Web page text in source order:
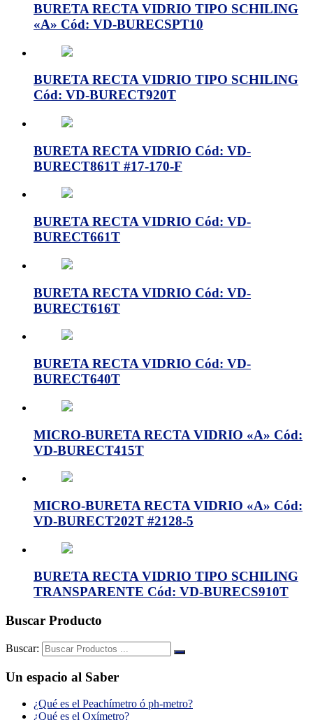
BURETA RECTA VIDRIO TIPO SCHILING
«A» Cód: VD-BURECSPT10
BURETA RECTA VIDRIO TIPO SCHILING
Cód: VD-BURECT920T
BURETA RECTA VIDRIO Cód: VD-
BURECT861T #17-170-F
BURETA RECTA VIDRIO Cód: VD-
BURECT661T
BURETA RECTA VIDRIO Cód: VD-
BURECT616T
BURETA RECTA VIDRIO Cód: VD-
BURECT640T
MICRO-BURETA RECTA VIDRIO «A» Cód:
VD-BURECT415T
MICRO-BURETA RECTA VIDRIO «A» Cód:
VD-BURECT202T #2128-5
BURETA RECTA VIDRIO TIPO SCHILING
TRANSPARENTE Cód: VD-BURECS910T
Buscar Producto
Buscar:
Un espacio al Saber
¿Qué es el Peachímetro ó ph-metro?
¿Qué es el Oxímetro?